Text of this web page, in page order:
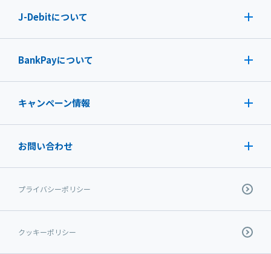
J-Debitについて
BankPayについて
キャンペーン情報
お問い合わせ
プライバシーポリシー
クッキーポリシー